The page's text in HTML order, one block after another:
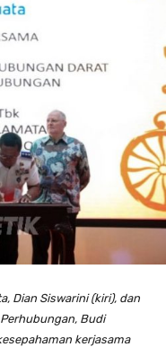
Dian Siswarini (kiri), dan
Budi
kerjasama